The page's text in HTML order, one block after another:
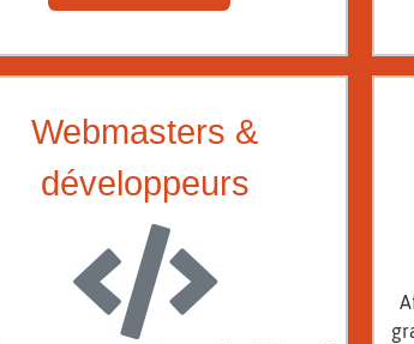
Webmasters &
développeurs